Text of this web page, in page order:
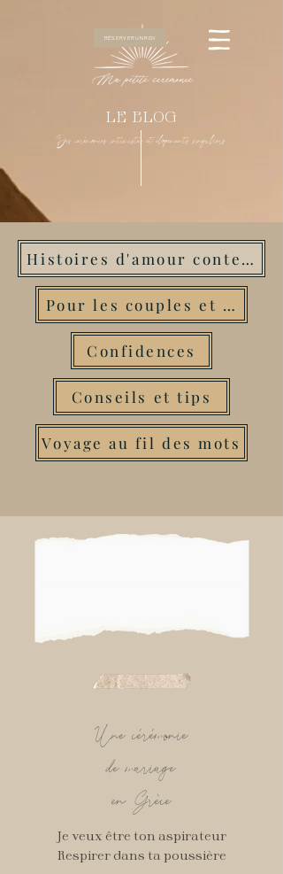
RÉSERVER UN RDV
LE BLOG
Des cérémonies intimistes et élopements singuliers
Histoires d'amour
Pour les couples et
Confidences
Conseils et tips
Voyage au fil des mots
Une cérémonie
de mariage
en Grèce
Je veux être ton aspirateur
Respirer dans ta poussière